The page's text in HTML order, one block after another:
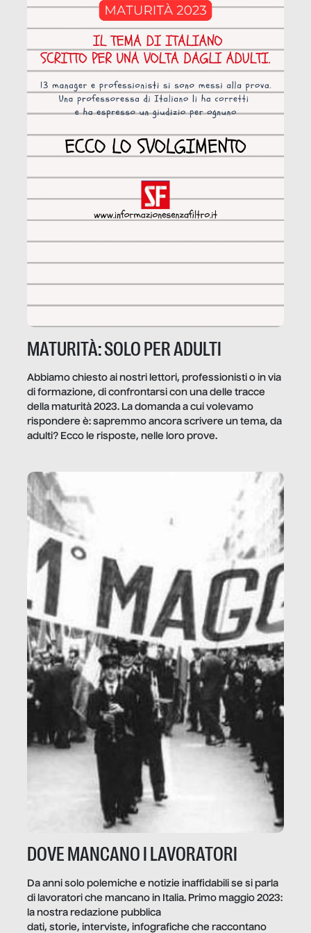
MATURITÀ: SOLO PER ADULTI
Abbiamo chiesto ai nostri lettori, professionisti o in via
di formazione, di confrontarsi con una delle tracce
della maturità 2023. La domanda a cui volevamo
rispondere è: sapremmo ancora scrivere un tema, da
adulti? Ecco le risposte, nelle loro prove.
DOVE MANCANO I LAVORATORI
Da anni solo polemiche e notizie inaffidabili se si parla
di lavoratori che mancano in Italia. Primo maggio 2023:
la nostra redazione pubblica
dati, storie, interviste, infografiche che raccontano